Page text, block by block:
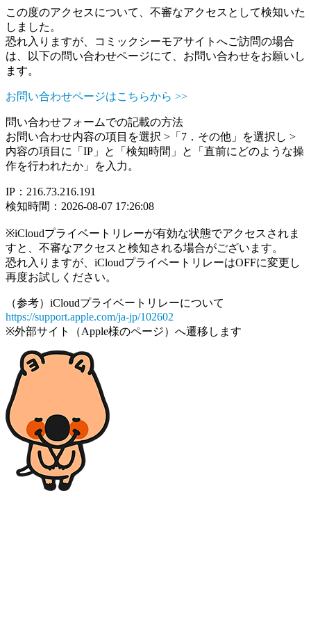
この度のアクセスについて、不審なアクセスとして検知いた
しました。
恐れ入りますが、コミックシーモアサイトへご訪問の場合
は、以下の問い合わせページにて、お問い合わせをお願いし
ます。
お問い合わせページはこちらから >>
問い合わせフォームでの記載の方法
お問い合わせ内容の項目を選択 >「7．その他」を選択し >
内容の項目に「IP」と「検知時間」と「直前にどのような操
作を行われたか」を入力。
IP：216.73.216.191
検知時間：2026-08-07 17:26:08
※iCloudプライベートリレーが有効な状態でアクセスされま
すと、不審なアクセスと検知される場合がございます。
恐れ入りますが、iCloudプライベートリレーはOFFに変更し
再度お試しください。
（参考）iCloudプライベートリレーについて
https://support.apple.com/ja-jp/102602
※外部サイト（Apple様のページ）へ遷移します